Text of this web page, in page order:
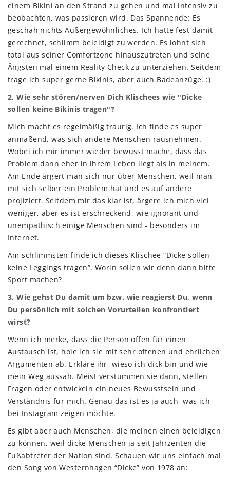
einem Bikini an den Strand zu gehen und mal intensiv zu
beobachten, was passieren wird. Das Spannende: Es
geschah nichts Außergewöhnliches. Ich hatte fest damit
gerechnet, schlimm beleidigt zu werden. Es lohnt sich
total aus seiner Comfortzone hinauszutreten und seine
Ängsten mal einem Reality Check zu unterziehen. Seitdem
trage ich super gerne Bikinis, aber auch Badeanzüge. :)
2. Wie sehr stören/nerven Dich Klischees wie "Dicke
sollen keine Bikinis tragen"?
Mich macht es regelmäßig traurig. Ich finde es super
anmaßend, was sich andere Menschen rausnehmen.
Wobei ich mir immer wieder bewusst mache, dass das
Problem dann eher in ihrem Leben liegt als in meinem.
Am Ende ärgert man sich nur über Menschen, weil man
mit sich selber ein Problem hat und es auf andere
projiziert. Seitdem mir das klar ist, ärgere ich mich viel
weniger, aber es ist erschreckend, wie ignorant und
unempathisch einige Menschen sind - besonders im
Internet.
Am schlimmsten finde ich dieses Klischee “Dicke sollen
keine Leggings tragen”. Worin sollen wir denn dann bitte
Sport machen?
3. Wie gehst Du damit um bzw. wie reagierst Du, wenn
Du persönlich mit solchen Vorurteilen konfrontiert
wirst?
Wenn ich merke, dass die Person offen für einen
Austausch ist, hole ich sie mit sehr offenen und ehrlichen
Argumenten ab. Erkläre ihr, wieso ich dick bin und wie
mein Weg aussah. Meist verstummen sie dann, stellen
Fragen oder entwickeln ein neues Bewusstsein und
Verständnis für mich. Genau das ist es ja auch, was ich
bei Instagram zeigen möchte.
Es gibt aber auch Menschen, die meinen einen beleidigen
zu können, weil dicke Menschen ja seit Jahrzenten die
Fußabtreter der Nation sind. Schauen wir uns einfach mal
den Song von Westernhagen “Dicke” von 1978 an: